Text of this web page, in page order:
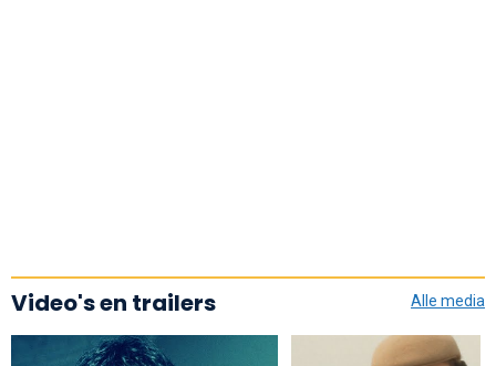
Video's en trailers Alle media